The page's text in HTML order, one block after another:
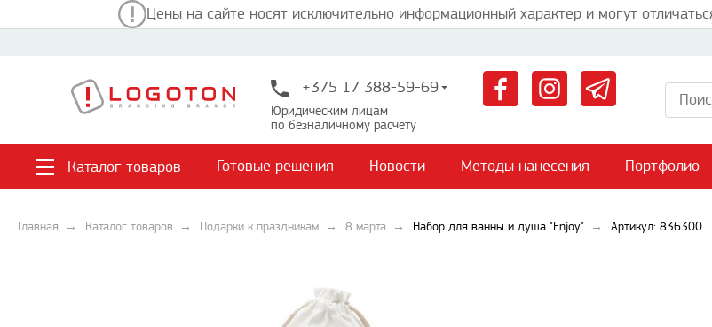
Цены на сайте носят исключительно информационный характер и могут
+375 17 388-59-69
Юридическим лицам
по безналичному расчету
Каталог товаров Готовые решения Новости Методы нанесения Портфолио
Главная Каталог товаров Подарки к праздникам 8 марта Набор для ванны и душа "Enjoy" Артикул: 836300